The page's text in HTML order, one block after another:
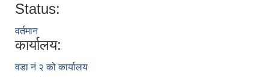
Status:
वर्तमान
कार्यालय:
वडा नं २ को कार्यालय